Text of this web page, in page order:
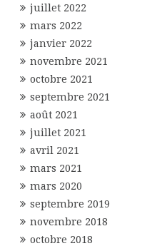
juillet 2022
mars 2022
janvier 2022
novembre 2021
octobre 2021
septembre 2021
août 2021
juillet 2021
avril 2021
mars 2021
mars 2020
septembre 2019
novembre 2018
octobre 2018